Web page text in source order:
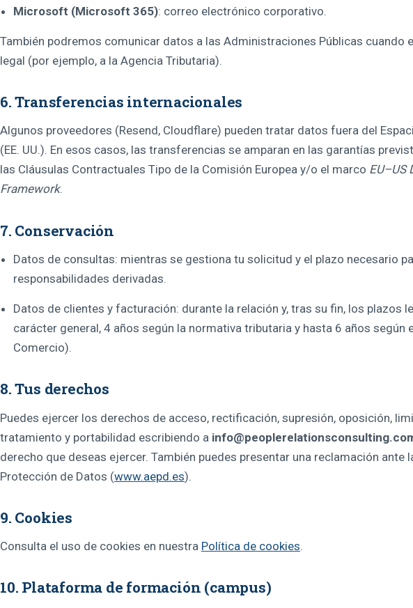
Microsoft (Microsoft 365): correo electrónico corporativo.
También podremos comunicar datos a las Administraciones Públicas cuando
legal (por ejemplo, a la Agencia Tributaria).
6. Transferencias internacionales
Algunos proveedores (Resend, Cloudflare) pueden tratar datos fuera del
(EE. UU.). En esos casos, las transferencias se amparan en las garantías
las Cláusulas Contractuales Tipo de la Comisión Europea y/o el marco EU–US
Framework.
7. Conservación
Datos de consultas: mientras se gestiona tu solicitud y el plazo necesario
responsabilidades derivadas.
Datos de clientes y facturación: durante la relación y, tras su fin, los plazos
carácter general, 4 años según la normativa tributaria y hasta 6 años según
Comercio).
8. Tus derechos
Puedes ejercer los derechos de acceso, rectificación, supresión, oposición,
tratamiento y portabilidad escribiendo a
derecho que deseas ejercer. También puedes presentar una reclamación ante
Protección de Datos (www.aepd.es).
9. Cookies
Consulta el uso de cookies en nuestra Política de cookies.
10. Plataforma de formación (campus)